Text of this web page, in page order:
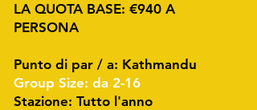
LA QUOTA BASE: €940 A
PERSONA
Punto di par / a: Kathmandu
Group Size: da 2-16
Stazione: Tutto l'anno